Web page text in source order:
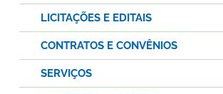
LICITAÇÕES E EDITAIS
CONTRATOS E CONVÊNIOS
SERVIÇOS